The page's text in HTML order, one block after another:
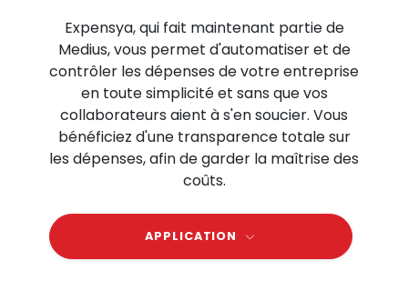
Expensya, qui fait maintenant partie de
Medius, vous permet d'automatiser et de
contrôler les dépenses de votre entreprise
en toute simplicité et sans que vos
collaborateurs aient à s'en soucier. Vous
bénéficiez d'une transparence totale sur
les dépenses, afin de garder la maîtrise des
coûts.
APPLICATION